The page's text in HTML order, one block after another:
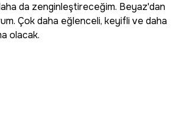
da zenginleştireceğim. Beyaz'dan
Çok daha eğlenceli, keyifli ve daha
olacak.